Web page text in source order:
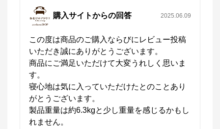
購入サイトからの回答 2025.06.09
この度は商品のご購入ならびにレビュー投稿
いただき誠にありがとうございます。
商品にご満足いただけて大変うれしく思いま
す。
寝心地は気に入っていただけたとのことあり
がとうございます。
製品重量は約6.3kgと少し重量を感じるかもし
れません。